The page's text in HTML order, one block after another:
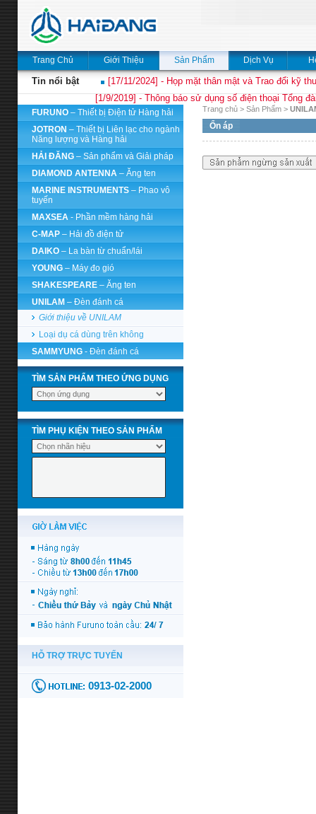
Trang Chủ Giới Thiệu Sản Phẩm Dịch Vụ
Tin nổi bật
[17/11/2024] - Họp mặt thân mật và Trao đổi kỹ
[1/9/2019] - Thông báo sử dụng số điện thoại Tổng
FURUNO – Thiết bị Điện tử Hàng hải
JOTRON – Thiết bị Liên lạc cho ngành
Năng lượng và Hàng hải
HẢI ĐĂNG – Sản phẩm và Giải pháp
DIAMOND ANTENNA – Ăng ten
MARINE INSTRUMENTS – Phao vô
tuyến
MAXSEA - Phần mềm hàng hải
C-MAP – Hải đồ điện tử
DAIKO – La bàn từ chuẩn/lái
YOUNG – Máy đo gió
SHAKESPEARE – Ăng ten
UNILAM – Đèn đánh cá
Giới thiệu về UNILAM
Loại dụ cá dùng trên không
SAMMYUNG - Đèn đánh cá
TÌM SẢN PHẨM THEO ỨNG DỤNG
TÌM PHỤ KIỆN THEO SẢN PHẨM
Trang chủ > Sản Phẩm >
Ổn áp